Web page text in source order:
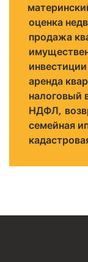
оценка
продажа
аренда
налоговый
НДФЛ
семейная